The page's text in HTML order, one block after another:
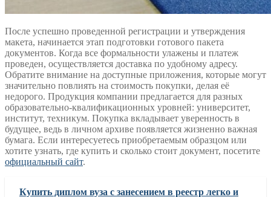
После успешно проведенной регистрации и утверждения
макета, начинается этап подготовки готового пакета
документов. Когда все формальности улажены и платеж
проведен, осуществляется доставка по удобному адресу.
Обратите внимание на доступные приложения, которые могут
значительно повлиять на стоимость покупки, делая её
недорого. Продукция компании предлагается для разных
образовательно-квалификационных уровней: университет,
институт, техникум. Покупка вкладывает уверенность в
будущее, ведь в личном архиве появляется жизненно важная
бумага. Если интересуетесь приобретаемым образцом или
хотите узнать, где купить и сколько стоит документ, посетите
официальный сайт.
Купить диплом вуза с занесением в реестр легко и